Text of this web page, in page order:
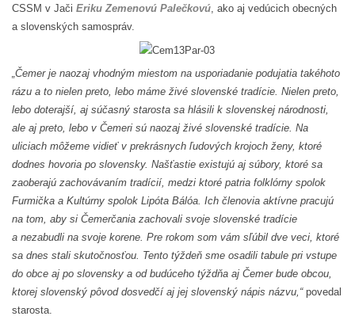
CSSM v Jači Eriku Zemenovú Palečkovú, ako aj vedúcich obecných
a slovenských samospráv.
„Čemer je naozaj vhodným miestom na usporiadanie podujatia takéhoto
rázu a to nielen preto, lebo máme živé slovenské tradície. Nielen preto,
lebo doterajší, aj súčasný starosta sa hlásili k slovenskej národnosti,
ale aj preto, lebo v Čemeri sú naozaj živé slovenské tradície. Na
uliciach môžeme vidieť v prekrásnych ľudových krojoch ženy, ktoré
dodnes hovoria po slovensky. Našťastie existujú aj súbory, ktoré sa
zaoberajú zachovávaním tradícií, medzi ktoré patria folklórny spolok
Furmička a Kultúrny spolok Lipóta Bálóa. Ich členovia aktívne pracujú
na tom, aby si Čemerčania zachovali svoje slovenské tradície
a nezabudli na svoje korene. Pre rokom som vám sľúbil dve veci, ktoré
sa dnes stali skutočnosťou. Tento týždeň sme osadili tabule pri vstupe
do obce aj po slovensky a od budúceho týždňa aj Čemer bude obcou,
ktorej slovenský pôvod dosvedčí aj jej slovenský nápis názvu,“povedal
starosta.